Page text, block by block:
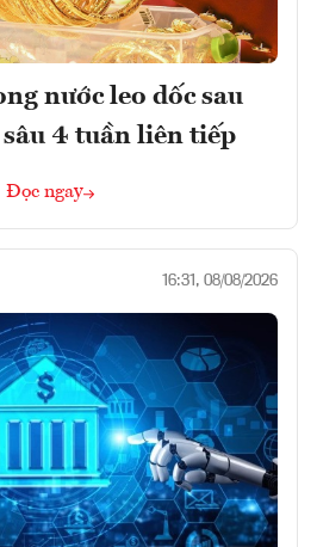
nước leo dốc sau
4 tuần liên tiếp
Đọc ngay
16:31, 08/08/2026